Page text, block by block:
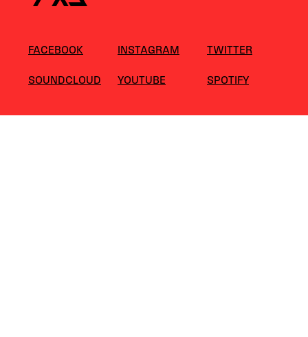
FACEBOOK INSTAGRAM TWITTER
SOUNDCLOUD YOUTUBE SPOTIFY